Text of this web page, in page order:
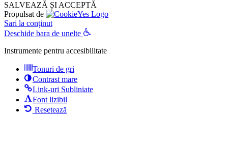
SALVEAZĂ ȘI ACCEPTĂ
Propulsat de
Sari la conținut
Deschide bara de unelte
Instrumente pentru accesibilitate
Tonuri de gri
Contrast mare
Link-uri Subliniate
Font lizibil
Resetează